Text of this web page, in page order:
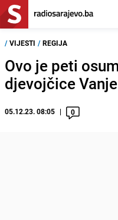
/ VIJESTI / REGIJA
Ovo je peti
djevojčice
05.12.23. 08:05 0